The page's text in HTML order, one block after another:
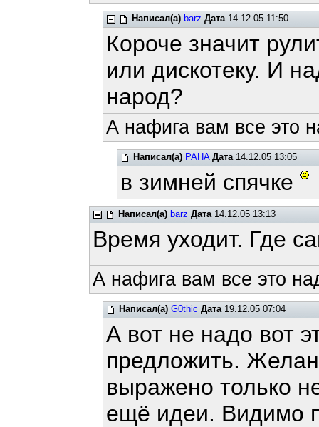
Написал(а) barz Дата14.12.05 11:50
Короче значит
или дискотеку. И
народ?
А нафига вам все это
Написал(а) PAHA Дата14.12.05 13:05
в зимней спячке
Написал(а) barz Дата14.12.05 13:13
Время уходит. Где
А нафига вам все это
Написал(а) G0thic Дата19.12.05 07:04
А вот не надо вот
предложить.
выражено только
ещё идеи. Видимо